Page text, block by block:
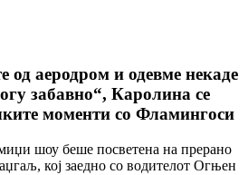
од аеродром и одевме некаде
забавно“, Каролина се
моменти со Фламингоси
шоу беше посветена на прерано
кој заедно со водителот Огњен